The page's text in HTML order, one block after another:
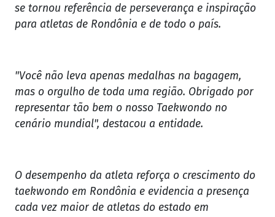
se tornou referência de perseverança e inspiração
para atletas de Rondônia e de todo o país.
"Você não leva apenas medalhas na bagagem,
mas o orgulho de toda uma região. Obrigado por
representar tão bem o nosso Taekwondo no
cenário mundial", destacou a entidade.
O desempenho da atleta reforça o crescimento do
taekwondo em Rondônia e evidencia a presença
cada vez maior de atletas do estado em